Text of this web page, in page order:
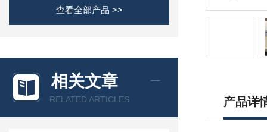
查看全部产品 >>
相关文章
RELATED ARTICLES 产品详